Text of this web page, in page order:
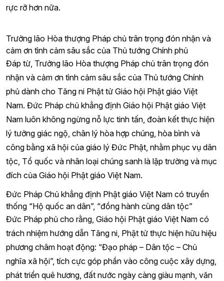
rực rỡ hơn nữa.
Trưởng lão Hòa thượng Pháp chủ trân trọng đón nhận và
cảm ơn tình cảm sâu sắc của Thủ tướng Chính phủ
Đáp từ, Trưởng lão Hòa thượng Pháp chủ trân trọng đón
nhận và cảm ơn tình cảm sâu sắc của Thủ tướng Chính
phủ dành cho Tăng ni Phật tử Giáo hội Phật giáo Việt
Nam. Đức Pháp chủ khẳng định Giáo hội Phật giáo Việt
Nam luôn không ngừng nỗ lực tinh tấn, đoàn kết thực hiện
lý tưởng giác ngộ, chân lý hòa hợp chúng, hòa bình và
công bằng xã hội của giáo lý Đức Phật, nhằm phục vụ dân
tộc, Tổ quốc và nhân loại chúng sanh là lập trường và mục
đích của Giáo hội Phật giáo Việt Nam.
Đức Pháp Chủ khẳng định Phật giáo Việt Nam có truyền
thống “Hộ quốc an dân”, “đồng hành cùng dân tộc”
Đức Pháp phủ cho rằng, Giáo hội Phật giáo Việt Nam có
trách nhiệm hướng dẫn Tăng ni, Phật tử thực hiện hữu hiệu
phương châm hoạt động: “Đạo pháp – Dân tộc – Chủ
nghĩa xã hội”, tích cực góp phần vào công cuộc xây dựng,
phát triển quê hương, đất nước ngày càng giàu mạnh, văn